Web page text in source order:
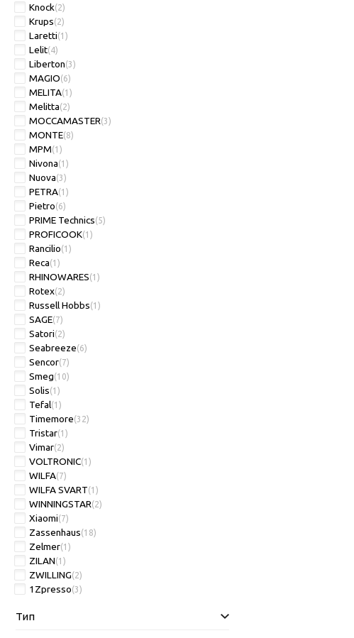
Knock(2)
Krups(2)
Laretti(1)
Lelit(4)
Liberton(3)
MAGIO(6)
MELITA(1)
Melitta(2)
MOCCAMASTER(3)
MONTE(8)
MPM(1)
Nivona(1)
Nuova(3)
PETRA(1)
Pietro(6)
PRIME Technics(5)
PROFICOOK(1)
Rancilio(1)
Reca(1)
RHINOWARES(1)
Rotex(2)
Russell Hobbs(1)
SAGE(7)
Satori(2)
Seabreeze(6)
Sencor(7)
Smeg(10)
Solis(1)
Tefal(1)
Timemore(32)
Tristar(1)
Vimar(2)
VOLTRONIC(1)
WILFA(7)
WILFA SVART(1)
WINNINGSTAR(2)
Xiaomi(7)
Zassenhaus(18)
Zelmer(1)
ZILAN(1)
ZWILLING(2)
1Zpresso(3)
Тип